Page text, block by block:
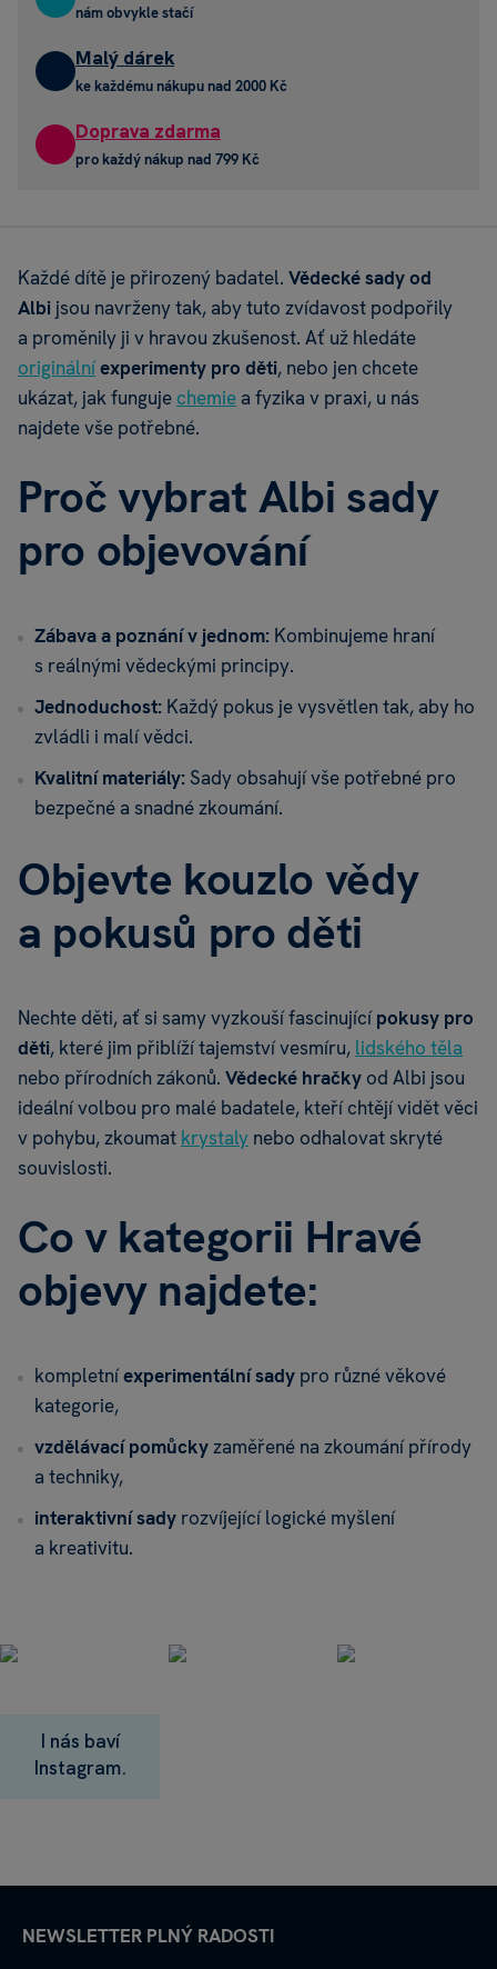
nám obvykle stačí
Malý dárek
ke každému nákupu nad 2000 Kč
Doprava zdarma
pro každý nákup nad 799 Kč
Každé dítě je přirozený badatel. Vědecké sady od
Albi jsou navrženy tak, aby tuto zvídavost podpořily
a proměnily ji v hravou zkušenost. Ať už hledáte
originálníexperimenty pro děti, nebo jen chcete
ukázat, jak funguje chemie a fyzika v praxi, u nás
najdete vše potřebné.
Proč vybrat Albi sady
pro objevování
Zábava a poznání v jednom: Kombinujeme hraní
s reálnými vědeckými principy.
Jednoduchost: Každý pokus je vysvětlen tak, aby ho
zvládli i malí vědci.
Kvalitní materiály: Sady obsahují vše potřebné pro
bezpečné a snadné zkoumání.
Objevte kouzlo vědy
a pokusů pro děti
Nechte děti, ať si samy vyzkouší fascinujícípokusy pro
děti, které jim přiblíží tajemství vesmíru, lidského těla
nebo přírodních zákonů. Vědecké hračky od Albi jsou
ideální volbou pro malé badatele, kteří chtějí vidět věci
v pohybu, zkoumat krystaly nebo odhalovat skryté
souvislosti.
Co v kategorii Hravé
objevy najdete:
kompletníexperimentální sady pro různé věkové
kategorie,
vzdělávací pomůckyzaměřené na zkoumání přírody
a techniky,
interaktivní sady rozvíjející logické myšlení
a kreativitu.
I nás baví
Instagram.
NEWSLETTER PLNÝ RADOSTI